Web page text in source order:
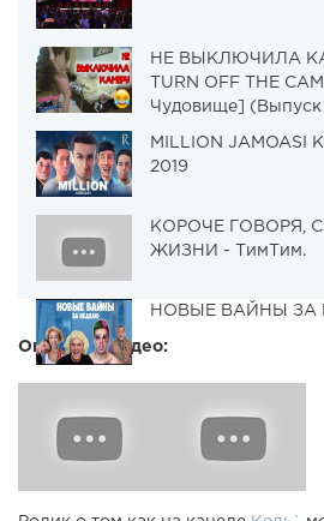
НЕ ВЫКЛЮЧИЛА
TURN OFF THE
Чудовище] (Выпуск
MILLION JAMOASI
2019
КОРОЧЕ ГОВОРЯ,
ЖИЗНИ - ТимТим.
НОВЫЕ ВАЙНЫ ЗА
Описание видео: